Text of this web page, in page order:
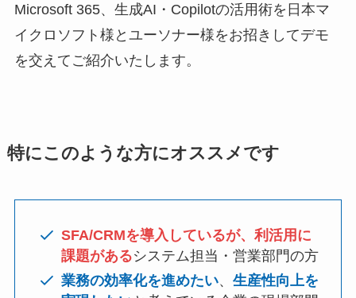
Microsoft 365、生成AI・Copilotの活用術を日本マ
イクロソフト様とユーソナー様をお招きしてデモ
を交えてご紹介いたします。
特にこのような方にオススメです
SFA/CRMを導入しているが、利活用に
課題があるシステム担当・営業部門の方
業務の効率化を進めたい、生産性向上を